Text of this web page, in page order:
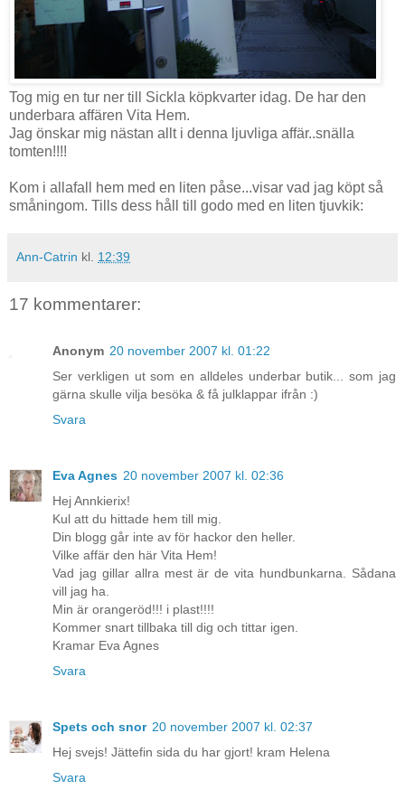
Tog mig en tur ner till Sickla köpkvarter idag. De har den
underbara affären Vita Hem.
Jag önskar mig nästan allt i denna ljuvliga affär..snälla
tomten!!!!
Kom i allafall hem med en liten påse...visar vad jag köpt så
småningom. Tills dess håll till godo med en liten tjuvkik:
Ann-Catrin kl. 12:39
17 kommentarer:
Anonym 20 november 2007 kl. 01:22
Ser verkligen ut som en alldeles underbar butik... som jag
gärna skulle vilja besöka & få julklappar ifrån :)
Svara
Eva Agnes 20 november 2007 kl. 02:36
Hej Annkierix!
Kul att du hittade hem till mig.
Din blogg går inte av för hackor den heller.
Vilke affär den här Vita Hem!
Vad jag gillar allra mest är de vita hundbunkarna. Sådana
vill jag ha.
Min är orangeröd!!! i plast!!!!
Kommer snart tillbaka till dig och tittar igen.
Kramar Eva Agnes
Svara
Spets och snor 20 november 2007 kl. 02:37
Hej svejs! Jättefin sida du har gjort! kram Helena
Svara